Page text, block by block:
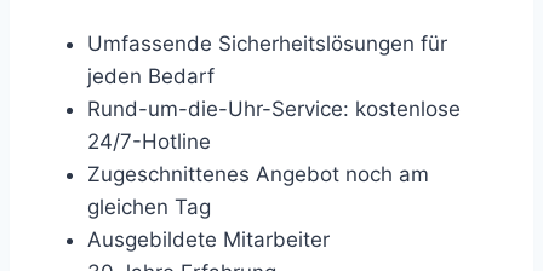
Umfassende Sicherheitslösungen für
jeden Bedarf
Rund-um-die-Uhr-Service: kostenlose
24/7-Hotline
Zugeschnittenes Angebot noch am
gleichen Tag
Ausgebildete Mitarbeiter